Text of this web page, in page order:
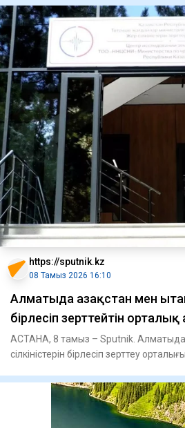
https://sputnik.kz
08 Тамыз 2026 16:10
Алматыда Қазақстан мен
бірлесіп зерттейтін
АСТАНА, 8 тамыз – Sputnik. Алматыда
сілкіністерін бірлесіп зерттеу